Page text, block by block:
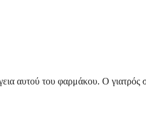
αυτού του φαρμάκου. Ο γιατρός